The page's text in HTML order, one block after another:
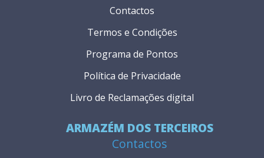
ARMAZÉM DOS TERCEIROS
Contactos
Contactos
Termos e Condições
Programa de Pontos
Política de Privacidade
Livro de Reclamações digital